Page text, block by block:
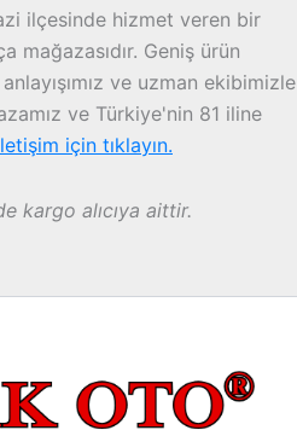
ilçesinde hizmet veren bir
mağazasıdır. Geniş ürün
ve uzman ekibimizle
ve Türkiye'nin 81 iline
için tıklayın.
kargo alıcıya aittir.